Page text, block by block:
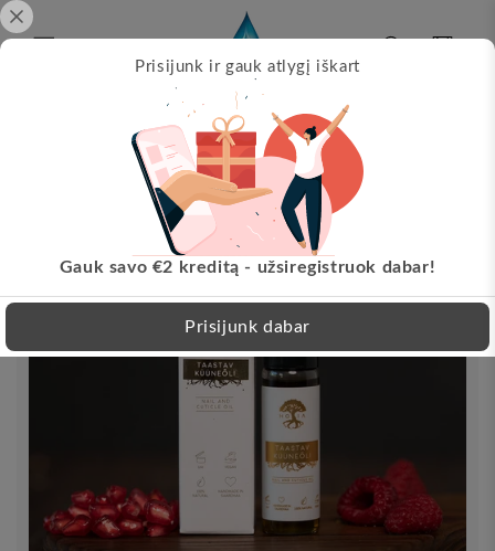
Pereikite
prie
turinio
Nemokamas pristatymas nuo 30 EUR!
Prisijunk ir gauk atlygį iškart
Gauk savo €2 kreditą - užsiregistruok dabar!
Prisijunk dabar